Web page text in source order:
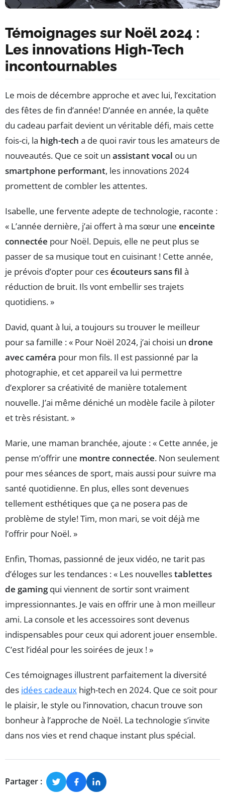
Témoignages sur Noël 2024 :
Les innovations High-Tech
incontournables
Le mois de décembre approche et avec lui, l’excitation
des fêtes de fin d’année! D’année en année, la quête
du cadeau parfait devient un véritable défi, mais cette
fois-ci, la high-tech a de quoi ravir tous les amateurs de
nouveautés. Que ce soit un assistant vocal ou un
smartphone performant, les innovations 2024
promettent de combler les attentes.
Isabelle, une fervente adepte de technologie, raconte :
« L’année dernière, j’ai offert à ma sœur une enceinte
connectée pour Noël. Depuis, elle ne peut plus se
passer de sa musique tout en cuisinant ! Cette année,
je prévois d’opter pour cesécouteurs sans fil à
réduction de bruit. Ils vont embellir ses trajets
quotidiens. »
David, quant à lui, a toujours su trouver le meilleur
pour sa famille : « Pour Noël 2024, j’ai choisi un drone
avec caméra pour mon fils. Il est passionné par la
photographie, et cet appareil va lui permettre
d’explorer sa créativité de manière totalement
nouvelle. J’ai même déniché un modèle facile à piloter
et très résistant. »
Marie, une maman branchée, ajoute : « Cette année, je
pense m’offrir une montre connectée. Non seulement
pour mes séances de sport, mais aussi pour suivre ma
santé quotidienne. En plus, elles sont devenues
tellement esthétiques que ça ne posera pas de
problème de style! Tim, mon mari, se voit déjà me
l’offrir pour Noël. »
Enfin, Thomas, passionné de jeux vidéo, ne tarit pas
d’éloges sur les tendances : « Les nouvellestablettes
de gamingqui viennent de sortir sont vraiment
impressionnantes. Je vais en offrir une à mon meilleur
ami. La console et les accessoires sont devenus
indispensables pour ceux qui adorent jouer ensemble.
C’est l’idéal pour les soirées de jeux ! »
Ces témoignages illustrent parfaitement la diversité
des idées cadeaux high-tech en 2024. Que ce soit pour
le plaisir, le style ou l’innovation, chacun trouve son
bonheur à l’approche de Noël. La technologie s’invite
dans nos vies et rend chaque instant plus spécial.
Partager :